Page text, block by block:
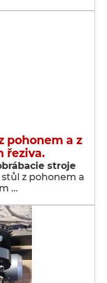
pohonem a z
řeziva.
stroje
z pohonem a
…